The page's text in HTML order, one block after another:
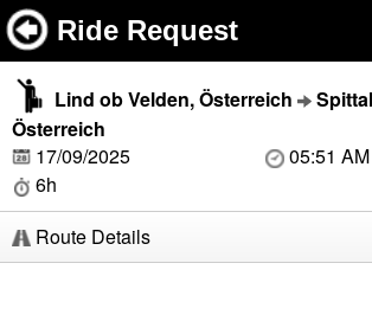
Ride Request
Lind ob Velden, Österreich
Österreich
17/09/2025
05:51 AM
6h
Route Details